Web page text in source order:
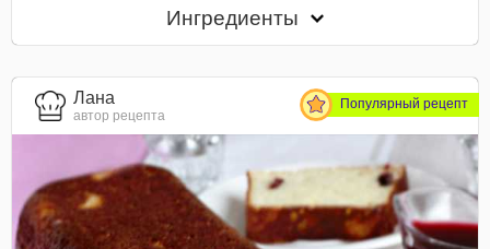
Ингредиенты
Лана
автор рецепта
Популярный рецепт